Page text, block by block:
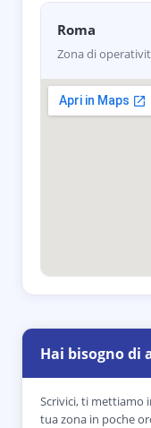
Roma
Zona di
Hai bisogno di
Scrivici, ti mettiamo
tua zona in poche